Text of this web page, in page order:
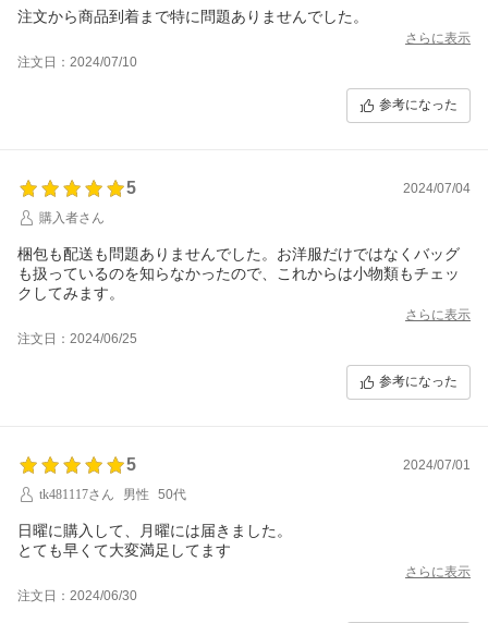
注文から商品到着まで特に問題ありませんでした。
さらに表示
注文日：2024/07/10
参考になった
5
2024/07/04
購入者さん
梱包も配送も問題ありませんでした。お洋服だけではなくバッグ
も扱っているのを知らなかったので、これからは小物類もチェッ
クしてみます。
さらに表示
注文日：2024/06/25
参考になった
5
2024/07/01
tk481117さん
男性 50代
日曜に購入して、月曜には届きました。
とても早くて大変満足してます
さらに表示
注文日：2024/06/30